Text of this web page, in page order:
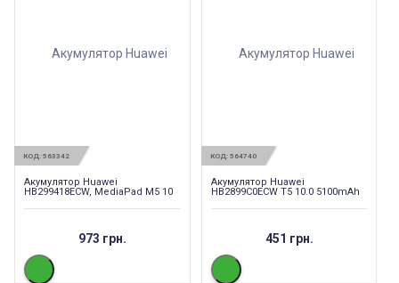
КОД: 563342
Акумулятор Huawei
HB299418ECW, MediaPad M5 10
973 грн.
КОД: 564740
Акумулятор Huawei
HB2899C0ECW T5 10.0 5100mAh
451 грн.